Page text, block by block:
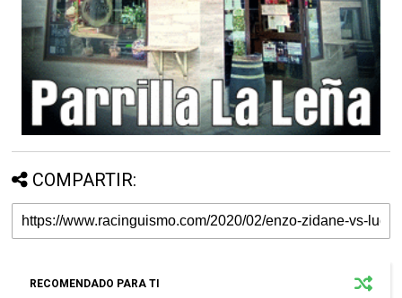
COMPARTIR:
RECOMENDADO PARA TI